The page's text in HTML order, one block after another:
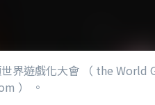
遊戲化大會 （ the World
） 。